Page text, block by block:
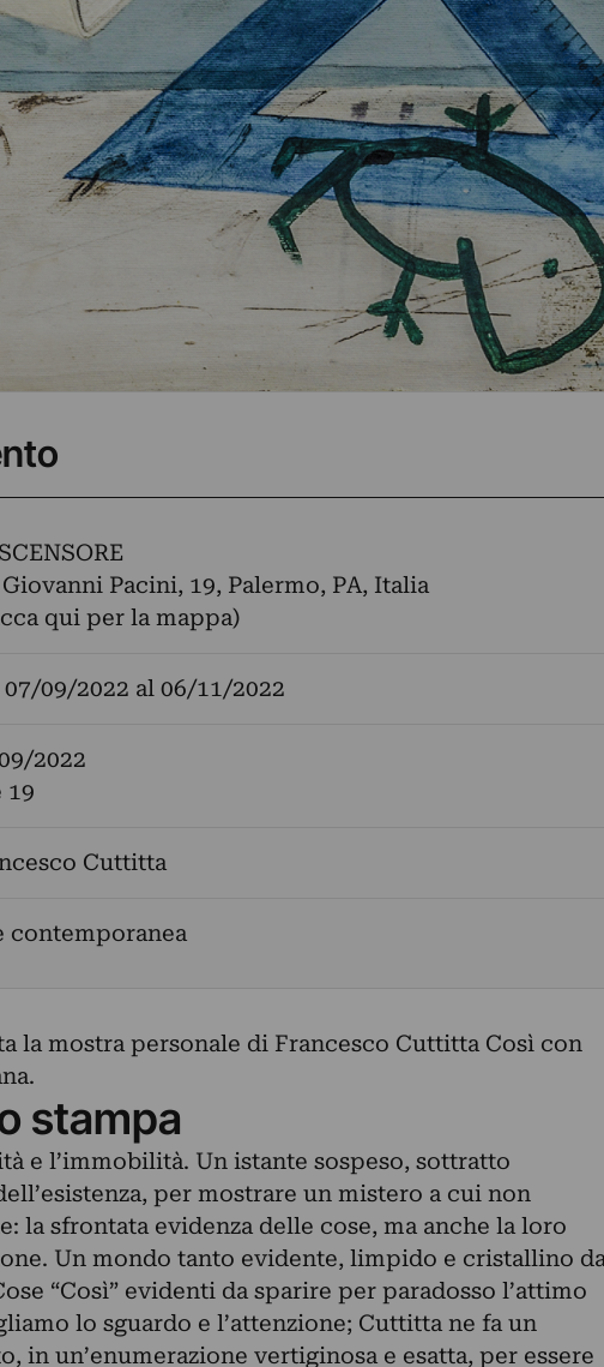
Pacini, 19, Palermo, PA, Italia
qui per la mappa)
07/09/2022 al 06/11/2022
2022
19
Cuttitta
contemporanea
la mostra personale di Francesco Cuttitta Così con
stampa
e l’immobilità. Un istante sospeso, sottratto
per mostrare un mistero a cui non
la sfrontata evidenza delle cose, ma anche la loro
Un mondo tanto evidente, limpido e cristallino
“Così” evidenti da sparire per paradosso l’attimo
lo sguardo e l’attenzione; Cuttitta ne fa un
in un’enumerazione vertiginosa e esatta, per essere